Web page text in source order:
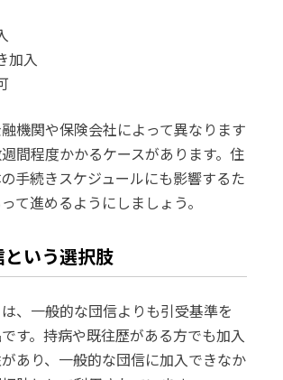
加入
機関や保険会社によって異なります
間程度かかるケースがあります。住
手続きスケジュールにも影響するた
て進めるようにしましょう。
いう選択肢
、一般的な団信よりも引受基準を
す。持病や既往歴がある方でも加入
あり、一般的な団信に加入できなか